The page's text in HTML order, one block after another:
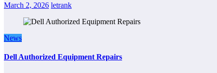
March 2, 2026 letrank
News
Dell Authorized Equipment Repairs